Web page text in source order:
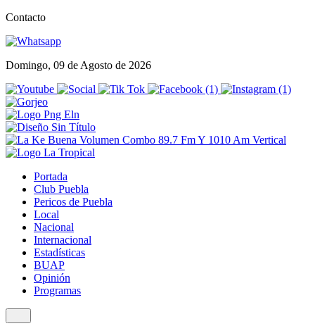
Contacto
Domingo, 09 de Agosto de 2026
Portada
Club Puebla
Pericos de Puebla
Local
Nacional
Internacional
Estadísticas
BUAP
Opinión
Programas